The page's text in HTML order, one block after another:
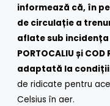
informează că, în
de circulație a
aflate sub
PORTOCALIU și
adaptată la
de ridicate pentru
Celsius în aer.